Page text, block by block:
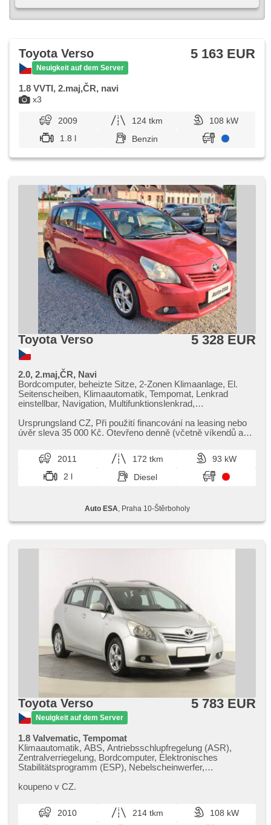
x3
Toyota Verso
Neuigkeit auf dem Server
5 163 EUR
1.8 VVTI, 2.maj,ČR, navi
2009 124 tkm
108 kW
1.8 l
Benzin
Toyota Verso 5 328 EUR
2.0, 2.maj,ČR, Navi
Bordcomputer, beheizte Sitze, 2-Zonen Klimaanlage, El.
Seitenscheiben, Klimaautomatik, Tempomat, Lenkrad
einstellbar, Navigation, Multifunktionslenkrad,
Handgetriebe, El. Spiegel, Servolenkung,
Zentralverriegelung mit Funkfernbedienung, Elektronisches
Taste, ABS, isofix, Fahrkamera,
Beifahrerairbagdeaktivierung, Wegfahrsperre, 6x Airbag
Ursprungsland CZ,​ Při použití financování na leasing nebo
úvěr sleva 35 000 Kč. Otevřeno denně (včetně víkendů a
2011 172 tkm
93 kW
2 l
Diesel
Auto ESA , Praha 10-Štěrboholy
Toyota Verso
Neuigkeit auf dem Server
5 783 EUR
1.8 Valvematic, Tempomat
Klimaautomatik, ABS, Antriebsschlupfregelung (ASR),
Zentralverriegelung, Bordcomputer, Elektronisches
Stabilitätsprogramm (ESP), Nebelscheinwerfer,
Dachträger, Autoradio, Handgetriebe
koupeno v CZ.
2010 214 tkm
108 kW